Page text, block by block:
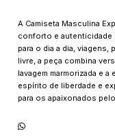
A Camiseta Masculina
conforto e autenticidade
para o dia a dia,
livre, a peça combina
lavagem marmorizada e
espírito de liberdade e
para os apaixonados